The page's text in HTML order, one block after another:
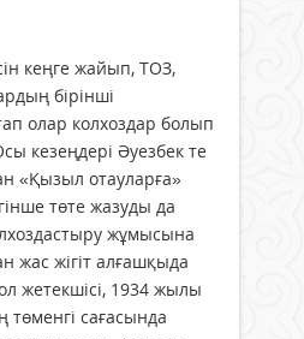
кеңге жайып, ТОЗ,
бірінші
олар колхоздар болып
кезеңдері Әуезбек те
«Қызыл отауларға»
төте жазуды да
жұмысына
жас жігіт алғашқыда
жетекшісі, 1934 жылы
сағасында